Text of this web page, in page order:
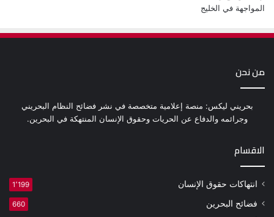
من نحن
بحريني ليكس: منصة إعلامية متخصصة في نشر فضائح النظام البحريني
وجرائمه والدفاع عن الحريات وحقوق الإنسان المنتهكة في البحرين.
الاقسام
انتهاكات حقوق الإنسان 1٬199
فضائح البحرين 660